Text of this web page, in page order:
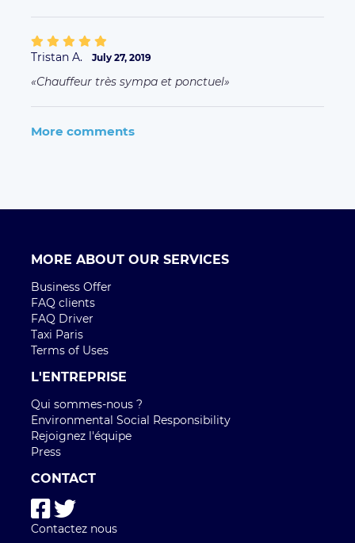
Tristan A. July 27, 2019
Chauffeur très sympa et ponctuel
More comments
MORE ABOUT OUR SERVICES
Business Offer
FAQ clients
FAQ Driver
Taxi Paris
Terms of Uses
L'ENTREPRISE
Qui sommes-nous ?
Environmental Social Responsibility
Rejoignez l'équipe
Press
CONTACT
Contactez nous